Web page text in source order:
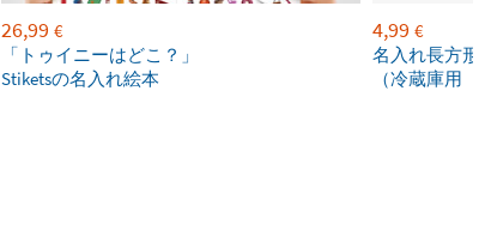
26,99 €
「トゥイニーはどこ？」
Stiketsの名入れ絵本
4,99 €
名入れ長方
（冷蔵庫用